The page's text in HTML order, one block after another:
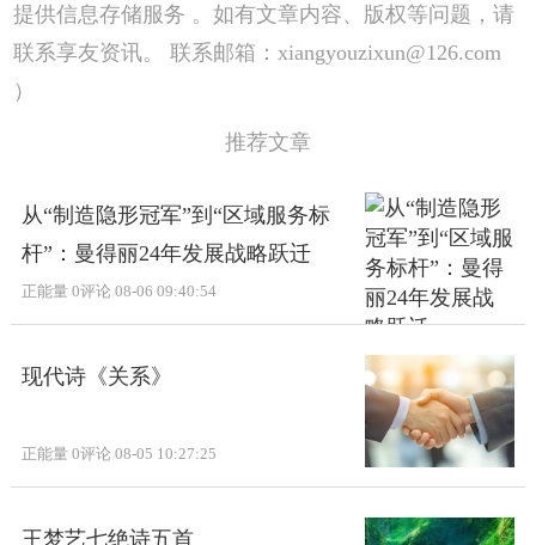
提供信息存储服务 。如有文章内容、版权等问题，请
联系享友资讯。 联系邮箱：xiangyouzixun@126.com
）
推荐文章
从“制造隐形冠军”到“区域服务标
杆”：曼得丽24年发展战略跃迁
正能量 0评论 08-06 09:40:54
现代诗《关系》
正能量 0评论 08-05 10:27:25
王梦艺七绝诗五首